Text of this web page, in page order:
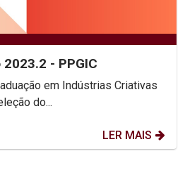
- PPGIC
em Indústrias Criativas
do...
LER MAIS